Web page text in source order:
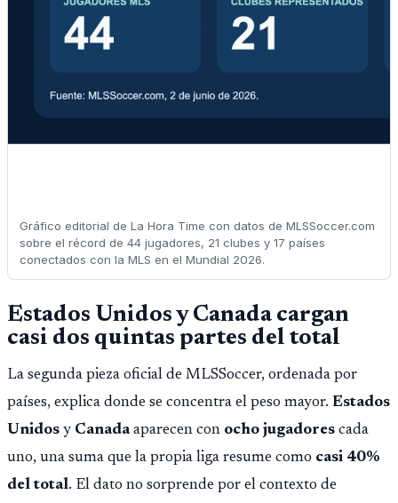
Gráfico editorial de La Hora Time con datos de MLSSoccer.com
sobre el récord de 44 jugadores, 21 clubes y 17 países
conectados con la MLS en el Mundial 2026.
Estados Unidos y Canada cargan
casi dos quintas partes del total
La segunda pieza oficial de MLSSoccer, ordenada por
países, explica donde se concentra el peso mayor. Estados
Unidos y Canadaaparecen con ocho jugadores cada
uno, una suma que la propia liga resume como casi 40%
del total. El dato no sorprende por el contexto de